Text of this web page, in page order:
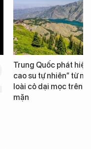
Loạt dự án bất động
Đà Nẵng sắp bị kiểm